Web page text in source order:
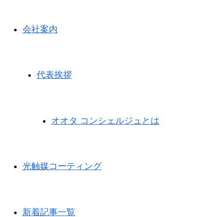
会社案内
代表挨拶
オオタ コンシェルジュとは
光触媒コーティング
新着記事一覧